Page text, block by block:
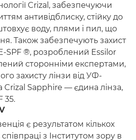
Crizal, забезпечуючи
антивідблиску, стійку до
воду, плями і пил, що
Також забезпечують захист
E-SPF ®, розроблений Essilor
сторонніми експертами,
захисту лінзи від УФ-
Sapphire — єдина лінза,
35.
є результатом кількох
з Інститутом зору в